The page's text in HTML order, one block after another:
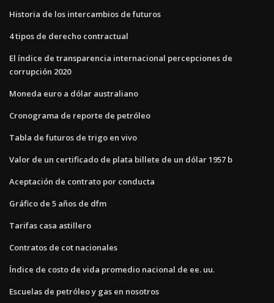
Historia de los intercambios de futuros
4 tipos de derecho contractual
El índice de transparencia internacional percepciones de
corrupción 2020
Moneda euro a dólar australiano
Cronograma de reporte de petróleo
Tabla de futuros de trigo en vivo
Valor de un certificado de plata billete de un dólar 1957 b
Aceptación de contrato por conducta
Gráfico de 5 años de dfm
Tarifas casa astillero
Contratos de cot nacionales
Índice de costo de vida promedio nacional de ee. uu.
Escuelas de petróleo y gas en nosotros